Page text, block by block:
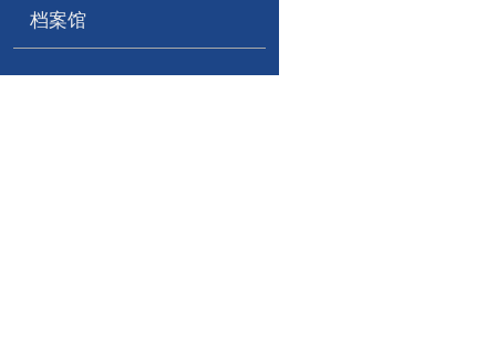
档案馆